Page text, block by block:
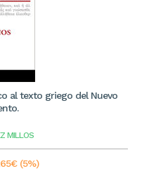
al texto griego del Nuevo
MILLOS
(5%)